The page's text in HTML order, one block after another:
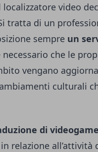
video
tratta di un
sempre un
che le
vengano
culturali
di videogame
in relazione all’attività